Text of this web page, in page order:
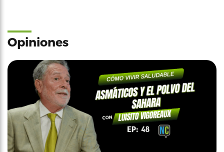
Opiniones